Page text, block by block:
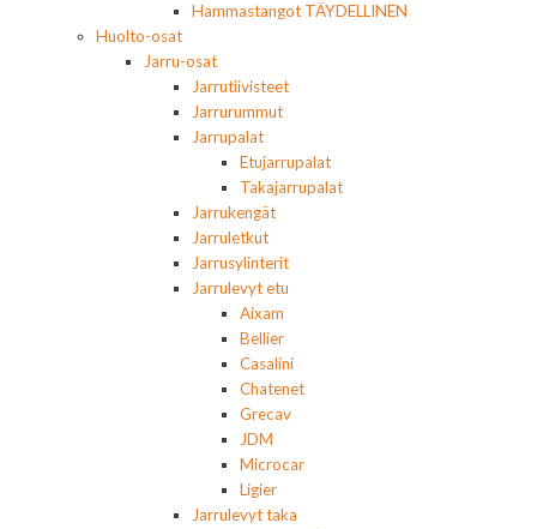
Hammastangot TÄYDELLINEN
Huolto-osat
Jarru-osat
Jarrutiivisteet
Jarrurummut
Jarrupalat
Etujarrupalat
Takajarrupalat
Jarrukengät
Jarruletkut
Jarrusylinterit
Jarrulevyt etu
Aixam
Bellier
Casalini
Chatenet
Grecav
JDM
Microcar
Ligier
Jarrulevyt taka